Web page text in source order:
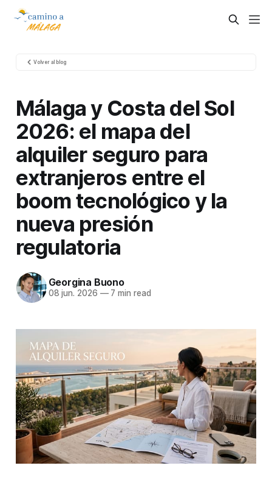
Volver al blog
Málaga y Costa del Sol
2026: el mapa del
alquiler seguro para
extranjeros entre el
boom tecnológico y la
nueva presión
regulatoria
Georgina Buono
08 jun. 2026 —7 min read